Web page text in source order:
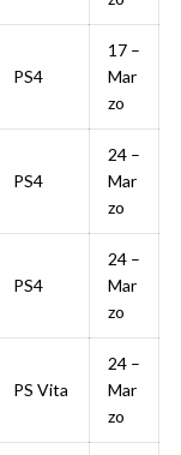
PS4
17 –
Mar
zo
PS4
24 –
Mar
zo
PS4
24 –
Mar
zo
PS Vita
24 –
Mar
zo